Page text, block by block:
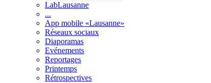
LabLausanne
...
App mobile «Lausanne»
Réseaux sociaux
Diaporamas
Evénements
Reportages
Printemps
Rétrospectives